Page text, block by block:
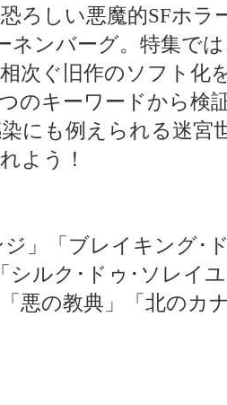
ろしい悪魔的SFホラ
ネンバーグ。特集で
次ぐ旧作のソフト化
のキーワードから検
にも例えられる迷宮
よう！
ジ」「ブレイキング･
シルク･ドゥ･ソレイ
「悪の教典」「北のカ